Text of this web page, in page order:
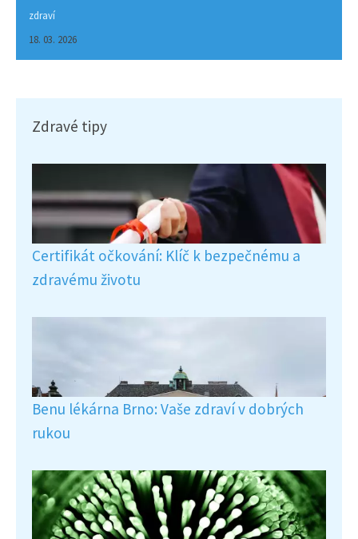
zdraví
18. 03. 2026
Zdravé tipy
Certifikát očkování: Klíč k bezpečnému a
zdravému životu
Benu lékárna Brno: Vaše zdraví v dobrých
rukou